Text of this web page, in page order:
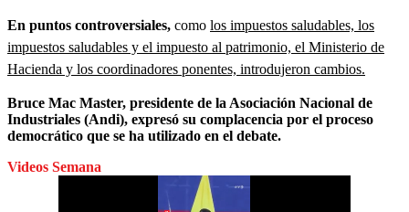
En puntos controversiales, como los impuestos saludables, los
impuestos saludables y el impuesto al patrimonio, el Ministerio de
Hacienda y los coordinadores ponentes, introdujeron cambios.
Bruce Mac Master, presidente de la Asociación Nacional de
Industriales (Andi), expresó su complacencia por el proceso
democrático que se ha utilizado en el debate.
Videos Semana